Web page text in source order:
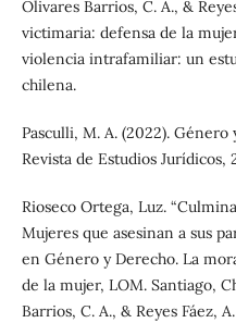
Olivares Barrios, C. A., &
victimaria: defensa de la
violencia intrafamiliar: un
chilena.
Pasculli, M. A. (2022).
Revista de Estudios Jurídicos,
Rioseco Ortega, Luz.
Mujeres que asesinan a sus
en Género y Derecho. La
de la mujer, LOM. Santiago,
Barrios, C. A., & Reyes Fáez,